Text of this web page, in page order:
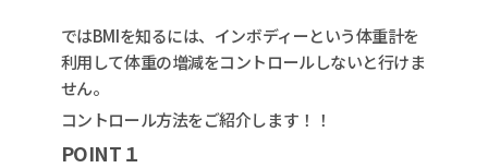
ではBMIを知るには、インボディーという体重計を
利用して体重の増減をコントロールしないと行けま
せん。
コントロール方法をご紹介します！！
POINT１